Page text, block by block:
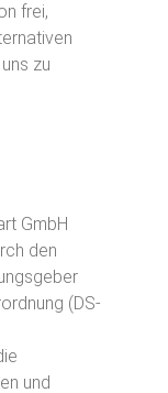
frei,
zu
GmbH
den
(DS-
und